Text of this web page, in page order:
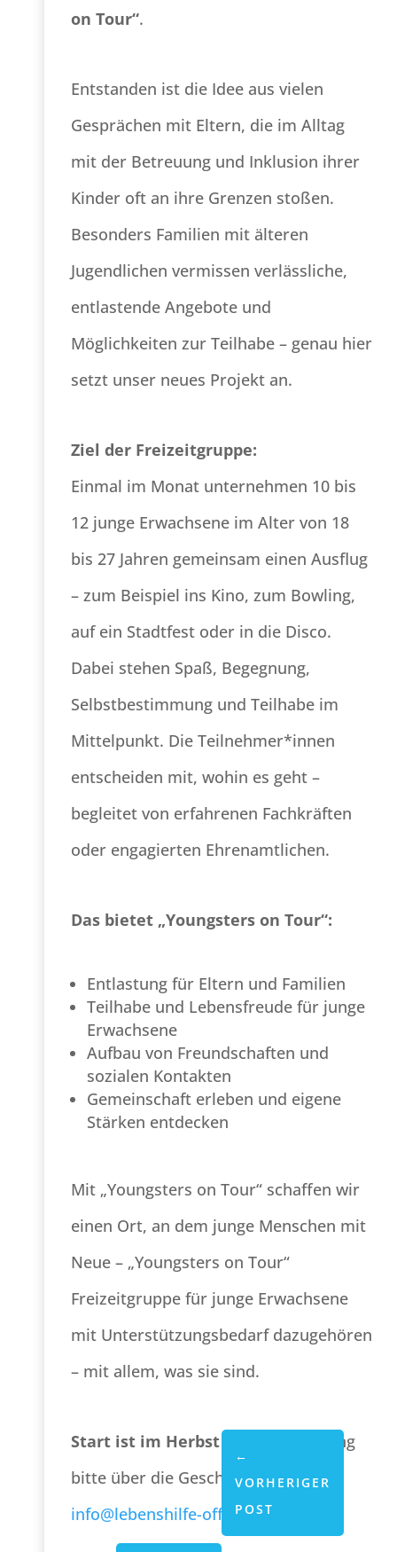
on Tour“.
Entstanden ist die Idee aus vielen
Gesprächen mit Eltern, die im Alltag
mit der Betreuung und Inklusion ihrer
Kinder oft an ihre Grenzen stoßen.
Besonders Familien mit älteren
Jugendlichen vermissen verlässliche,
entlastende Angebote und
Möglichkeiten zur Teilhabe – genau hier
setzt unser neues Projekt an.
Ziel der Freizeitgruppe:
Einmal im Monat unternehmen 10 bis
12 junge Erwachsene im Alter von 18
bis 27 Jahren gemeinsam einen Ausflug
– zum Beispiel ins Kino, zum Bowling,
auf ein Stadtfest oder in die Disco.
Dabei stehen Spaß, Begegnung,
Selbstbestimmung und Teilhabe im
Mittelpunkt. Die Teilnehmer*innen
entscheiden mit, wohin es geht –
begleitet von erfahrenen Fachkräften
oder engagierten Ehrenamtlichen.
Das bietet „Youngsters on Tour“:
Entlastung für Eltern und Familien
Teilhabe und Lebensfreude für junge
Erwachsene
Aufbau von Freundschaften und
sozialen Kontakten
Gemeinschaft erleben und eigene
Stärken entdecken
Mit „Youngsters on Tour“ schaffen wir
einen Ort, an dem junge Menschen mit
Neue – „Youngsters on Tour“
Freizeitgruppe für junge Erwachsene
mit Unterstützungsbedarf dazugehören
– mit allem, was sie sind.
Start ist im Herbst 2025.
Anmeldung
bitte über die Geschäftsstelle
info@lebenshilfe-offenbach.de
←
VORHERIGER
POST